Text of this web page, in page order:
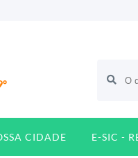
CIDADE E-SIC -